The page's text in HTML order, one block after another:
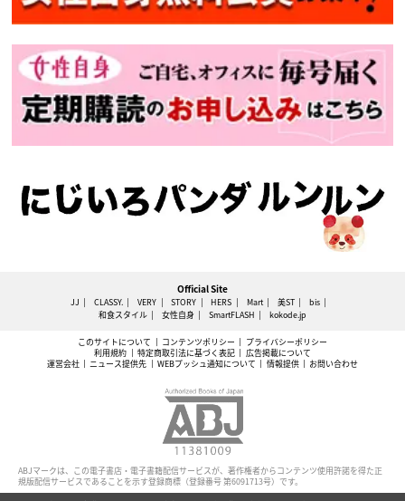
Official Site
JJ CLASSY. VERY STORY HERS Mart 美ST
bis
和食スタイル
女性自身 SmartFLASH kokode.jp
このサイトについて コンテンツポリシー
プライバシーポリシー
利用規約
特定商取引法に基づく表記
広告掲載について
運営会社
ニュース提供先 WEBプッシュ通知について 情報提供 お問い合わせ
ABJマークは、この電子書店・電子書籍配信サービスが、著作権者からコンテンツ使用許諾を得た正
規版配信サービスであることを示す登録商標（登録番号 第6091713号）です。